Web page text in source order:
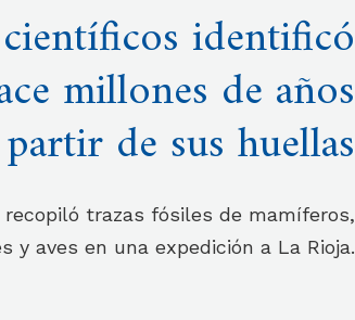
identificó
millones de años
de sus huellas
recopiló trazas fósiles de mamíferos,
y aves en una expedición a La Rioja.